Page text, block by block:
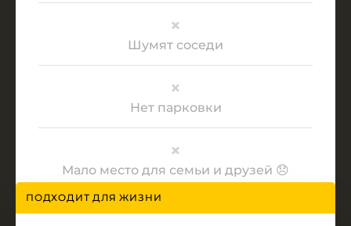
Шумят соседи
Нет парковки
Мало место для семьи и друзей 😞
ПОДХОДИТ ДЛЯ ЖИЗНИ